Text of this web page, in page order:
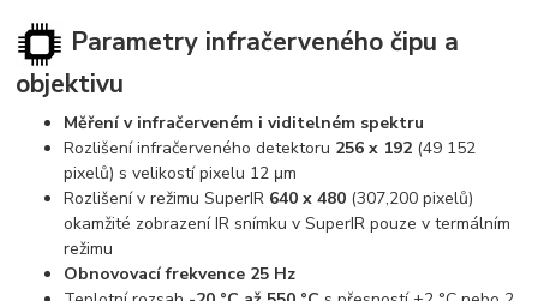
Parametry infračerveného čipu a
objektivu
Měření v infračerveném i viditelném spektru
Rozlišení infračerveného detektoru 256 x 192 (49 152
pixelů) s velikostí pixelu 12 μm
Rozlišení v režimu SuperIR 640 x 480 (307,200 pixelů)
okamžité zobrazení IR snímku v SuperIR pouze v termálním
režimu
Obnovovací frekvence 25 Hz